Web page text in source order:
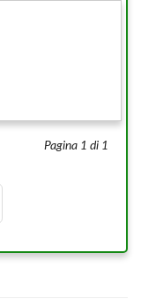
Pagina 1 di 1